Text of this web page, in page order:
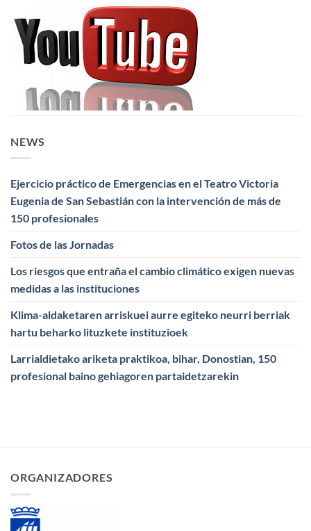
NEWS
Ejercicio práctico de Emergencias en el Teatro Victoria
Eugenia de San Sebastián con la intervención de más de
150 profesionales
Fotos de las Jornadas
Los riesgos que entraña el cambio climático exigen nuevas
medidas a las instituciones
Klima-aldaketaren arriskuei aurre egiteko neurri berriak
hartu beharko lituzkete instituzioek
Larrialdietako ariketa praktikoa, bihar, Donostian, 150
profesional baino gehiagoren partaidetzarekin
ORGANIZADORES